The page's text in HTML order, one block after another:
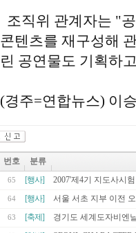
조직위 관계자는 "
콘텐츠를 재구성해
린 공연물도 기획하
(경주=연합뉴스) 이
번호 분류
65 [행사] 2007'제4기 지도사시
64 [행사] 서울 서초 지부 이전
63 [축제] 경기도 세계도자비엔